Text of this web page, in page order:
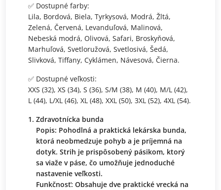
✅ Dostupné farby:
Lila, Bordová, Biela, Tyrkysová, Modrá, Žltá,
Zelená, Červená, Levanduľová, Malinová,
Nebeská modrá, Olivová, Safari, Broskyňová,
Marhuľová, Svetloružová, Svetlosivá, Šedá,
Slivková, Tiffany, Cyklámen, Návesová, Čierna.
✅ Dostupné veľkosti:
XXS (32), XS (34), S (36), S/M (38), M (40), M/L (42),
L (44), L/XL (46), XL (48), XXL (50), 3XL (52), 4XL (54).
Zdravotnícka bunda
Popis: Pohodlná a praktická lekárska bunda,
ktorá neobmedzuje pohyb a je príjemná na
dotyk. Strih je prispôsobený pásikom, ktorý
sa viaže v páse, čo umožňuje jednoduché
nastavenie veľkosti.
Funkčnosť: Obsahuje dve praktické vrecká na